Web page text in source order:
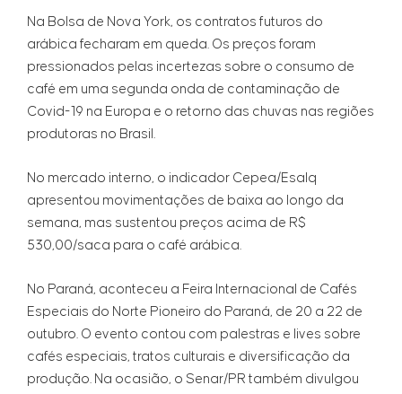
Na Bolsa de Nova York, os contratos futuros do
arábica fecharam em queda. Os preços foram
pressionados pelas incertezas sobre o consumo de
café em uma segunda onda de contaminação de
Covid-19 na Europa e o retorno das chuvas nas regiões
produtoras no Brasil.
No mercado interno, o indicador Cepea/Esalq
apresentou movimentações de baixa ao longo da
semana, mas sustentou preços acima de R$
530,00/saca para o café arábica.
No Paraná, aconteceu a Feira Internacional de Cafés
Especiais do Norte Pioneiro do Paraná, de 20 a 22 de
outubro. O evento contou com palestras e lives sobre
cafés especiais, tratos culturais e diversificação da
produção. Na ocasião, o Senar/PR também divulgou